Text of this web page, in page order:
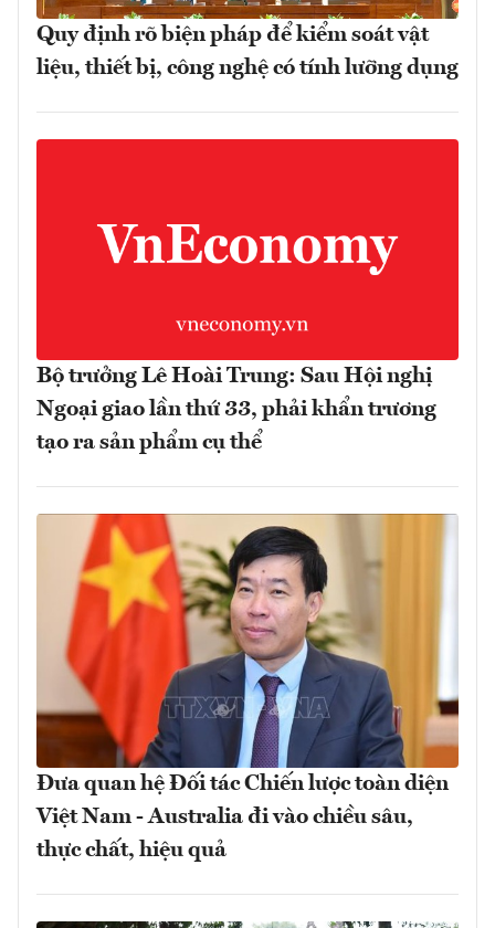
Quy định rõ biện pháp để kiểm soát vật
liệu, thiết bị, công nghệ có tính lưỡng dụng
Bộ trưởng Lê Hoài Trung: Sau Hội nghị
Ngoại giao lần thứ 33, phải khẩn trương
tạo ra sản phẩm cụ thể
Đưa quan hệ Đối tác Chiến lược toàn diện
Việt Nam - Australia đi vào chiều sâu,
thực chất, hiệu quả